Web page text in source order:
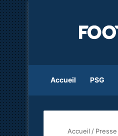
Accueil PSG
Accueil / Presse